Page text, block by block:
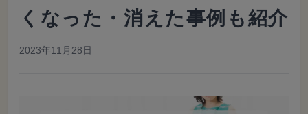
くなった・消えた事例も紹介
2023年11月28日